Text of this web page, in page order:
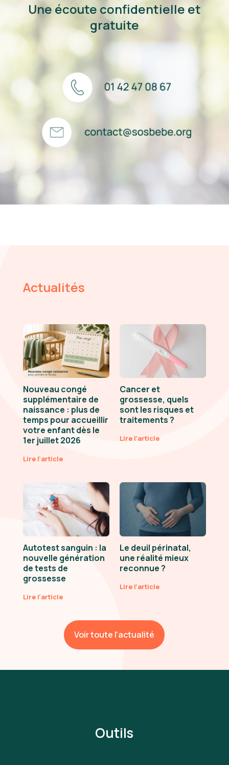
Une écoute confidentielle et
gratuite
Actualités
Nouveau congé
supplémentaire de
naissance : plus de
temps pour accueillir
votre enfant dès le
1er juillet 2026
Lire l'article
Cancer et
grossesse, quels
sont les risques et
traitements ?
Lire l'article
Autotest sanguin : la
nouvelle génération
de tests de
grossesse
Lire l'article
Le deuil périnatal,
une réalité mieux
reconnue ?
Lire l'article
Voir toute l'actualité
Outils